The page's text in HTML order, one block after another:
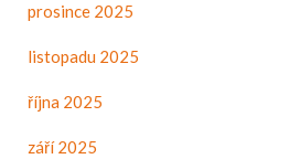
prosince 2025
listopadu 2025
října 2025
září 2025